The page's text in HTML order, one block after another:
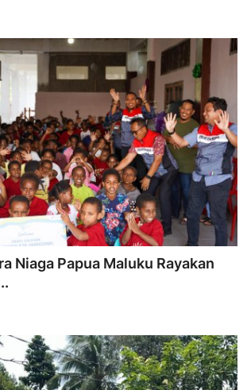
Niaga Papua Maluku Rayakan